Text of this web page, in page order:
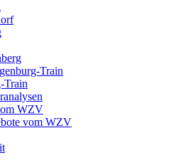
Train
Train
WZV
vom WZV